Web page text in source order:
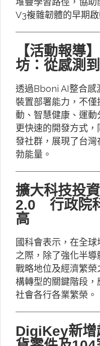
V3複雜韌體的早期
【活動報導
坊：從感測
透過Bboni AI整合感
裝置部署能力，不
動、智慧健康、運
更快速的開發方式
發社群，展現了台
勃能量。
擴大科技投
2.0 行政院
高
國科會表示，在全
之際，除了強化半
戰略地位及經濟繁
構轉型的關鍵階段
社會各行各業繁榮。
DigiKey新增